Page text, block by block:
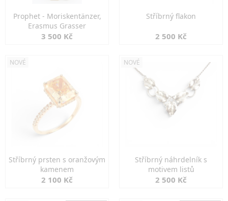
Prophet - Moriskentänzer,
Erasmus Grasser
3 500 Kč
Stříbrný flakon
2 500 Kč
NOVÉ
Stříbrný prsten s oranžovým
kamenem
2 100 Kč
NOVÉ
Stříbrný náhrdelník s
motivem listů
2 500 Kč